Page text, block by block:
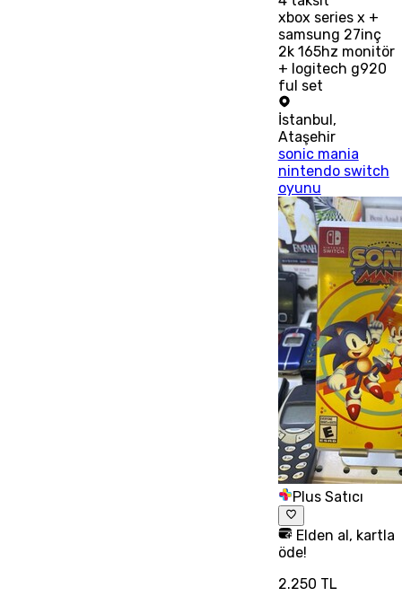
xbox series x +
samsung 27inç
2k 165hz monitör
+ logitech g920
ful set
İstanbul ,
Ataşehir
sonic mania
nintendo switch
oyunu
Plus Satıcı
Elden al, kartla
öde!
2.250 TL